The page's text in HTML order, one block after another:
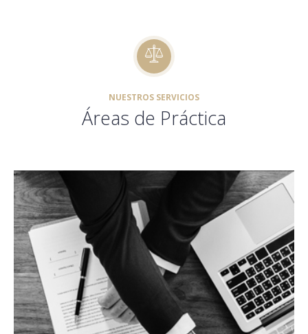
NUESTROS SERVICIOS
Áreas de Práctica